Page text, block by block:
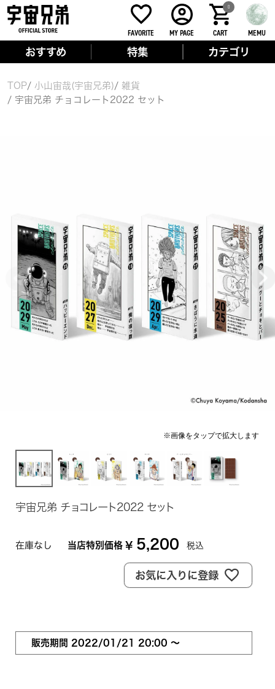
FAVORITE MY PAGE CART
0
MEMU
おすすめ 特集 カテゴリ
TOP 小山宙哉(宇宙兄弟)
雑貨
宇宙兄弟 チョコレート2022 セット
宇宙兄弟 チョコレート2022 セット
在庫なし 当店特別価格 ¥ 5,200 税込
お気に入りに登録
販売期間 2022/01/21 20:00 〜